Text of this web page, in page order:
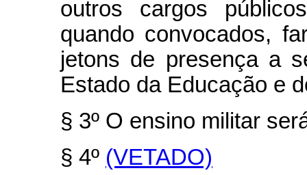
outros cargos
quando convocados,
jetons de presença a
Estado da Educação e
§ 3º O ensino militar
§ 4º (VETADO)